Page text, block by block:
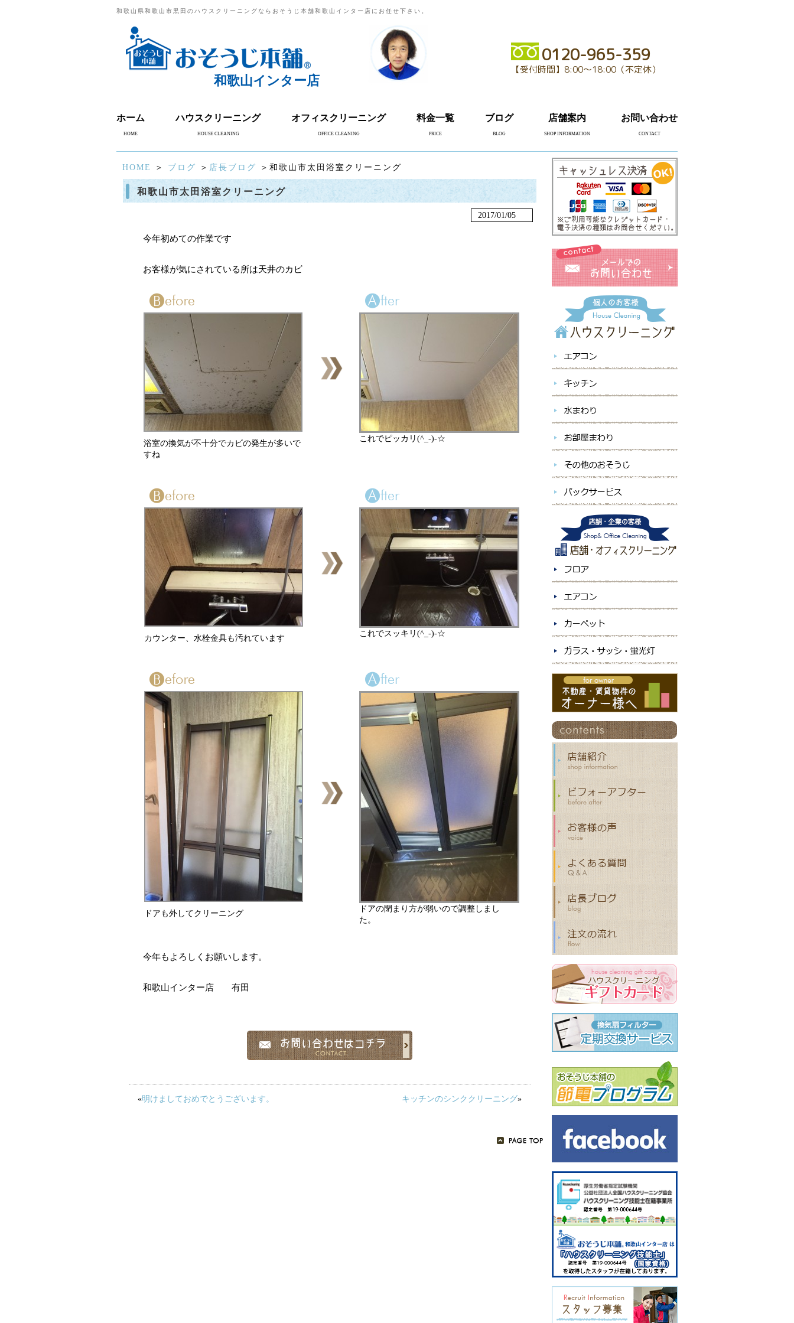
和歌山県和歌山市黒田のハウスクリーニングならおそうじ本舗和歌山インター店にお任せ下さい。
和歌山インター店
0120-965-359
【受付時間】8:00～18:00（不定休）
ホーム
HOME
ハウスクリーニング
HOUSE CLEANING
オフィスクリーニング
OFFICE CLEANING
料金一覧
PRICE
ブログ
BLOG
店舗案内
SHOP INFORMATION
お問い合わせ
CONTACT
HOME ＞ ブログ ＞ 店長ブログ ＞和歌山市太田浴室クリーニング
和歌山市太田浴室クリーニング
2017/01/05
今年初めての作業です
お客様が気にされている所は天井のカビ
浴室の換気が不十分でカビの発生が多いで
すね
これでピッカリ(^_-)-☆
カウンター、水栓金具も汚れています
これでスッキリ(^_-)-☆
ドアも外してクリーニング
ドアの閉まり方が弱いので調整しまし
た。
今年もよろしくお願いします。
和歌山インター店 有田
«明けましておめでとうございます。 キッチンのシンククリーニング»